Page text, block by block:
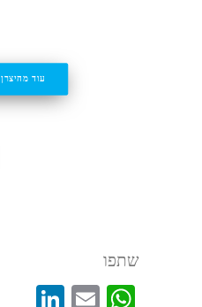
עוד מהיצרן
שתפו
WhatsApp
Email